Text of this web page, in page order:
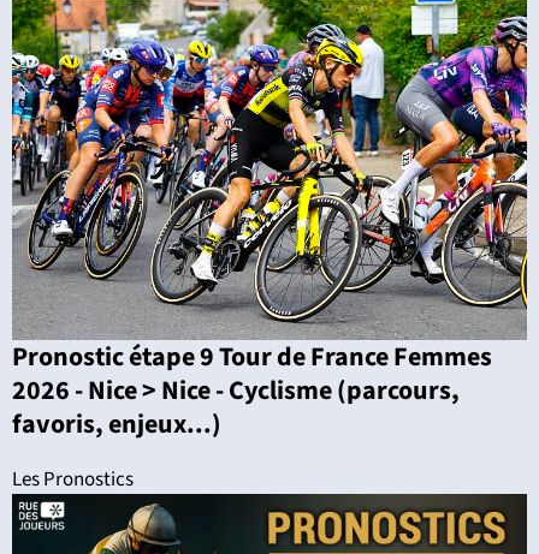
Pronostic étape 9 Tour de France Femmes
2026 - Nice > Nice - Cyclisme (parcours,
favoris, enjeux...)
Les Pronostics